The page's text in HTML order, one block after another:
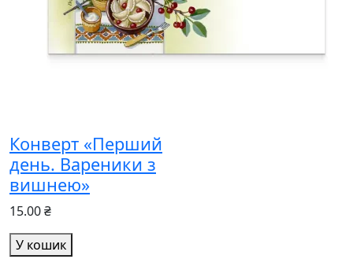
Конверт «Перший
день. Вареники з
вишнею»
15.00 ₴
У кошик